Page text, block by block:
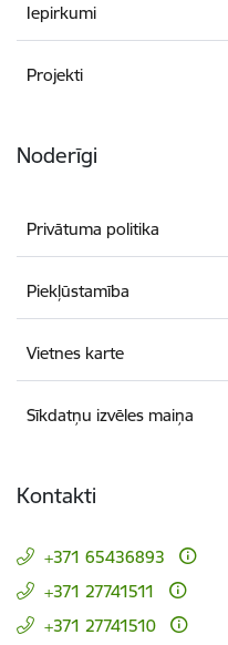
Iepirkumi
Projekti
Noderīgi
Privātuma politika
Piekļūstamība
Vietnes karte
Sīkdatņu izvēles maiņa
Kontakti
+371 65436893
+371 27741511
+371 27741510